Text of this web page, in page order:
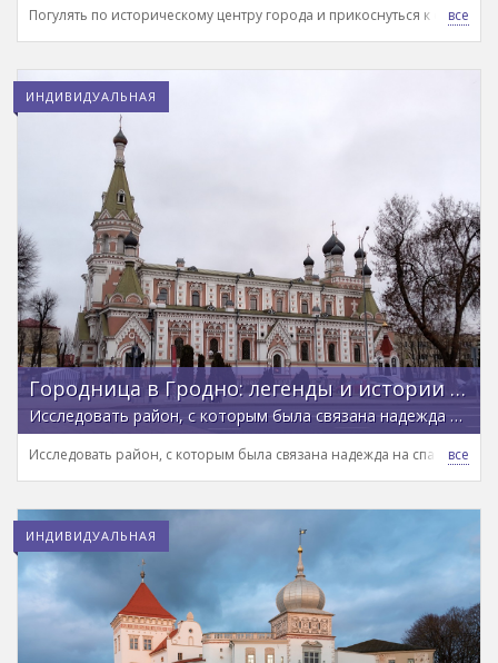
Погулять по историческому центру города и прикоснуться к его
ИНДИВИДУАЛЬНАЯ
Городница в Гродно: легенды и истории из жизни
Исследовать район, с которым была связана надежда на спасение Речи Посполитой
Исследовать район, с которым была связана надежда на спасение
ИНДИВИДУАЛЬНАЯ